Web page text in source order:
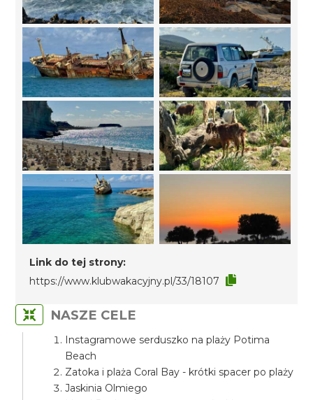
Link do tej strony:
https://www.klubwakacyjny.pl/33/18107
NASZE CELE
Instagramowe serduszko na plaży Potima
Beach
Zatoka i plaża Coral Bay - krótki spacer po plaży
Jaskinia Olmiego